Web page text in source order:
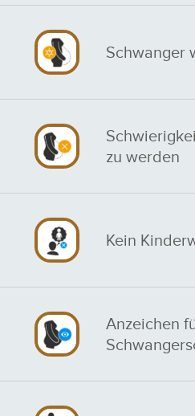
Schwanger
zu werden
Kein
Anzeichen